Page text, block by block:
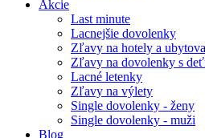
Akcie
Last minute
Lacnejšie dovolenky
Zľavy na hotely a
Zľavy na dovolenky s
Lacné letenky
Zľavy na výlety
Single dovolenky - ženy
Single dovolenky - muži
Blog